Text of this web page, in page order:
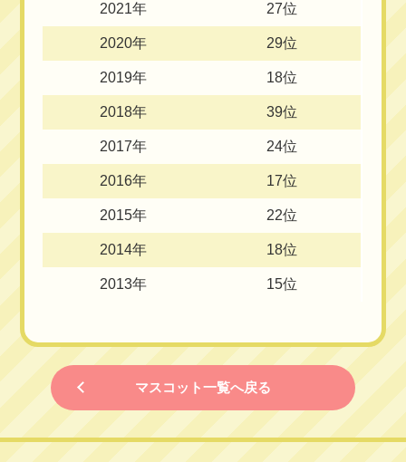
2021年 27位
2020年 29位
2019年 18位
2018年 39位
2017年 24位
2016年 17位
2015年 22位
2014年 18位
2013年 15位
マスコット一覧へ戻る